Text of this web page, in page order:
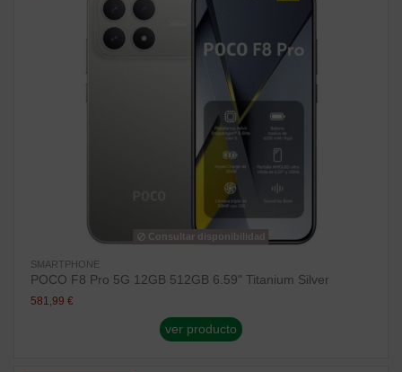
Consultar disponibilidad
SMARTPHONE
POCO F8 Pro 5G 12GB 512GB 6.59" Titanium Silver
581,99 €
ver producto